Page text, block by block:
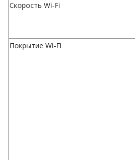
Скорость Wi-Fi
Покрытие Wi-Fi